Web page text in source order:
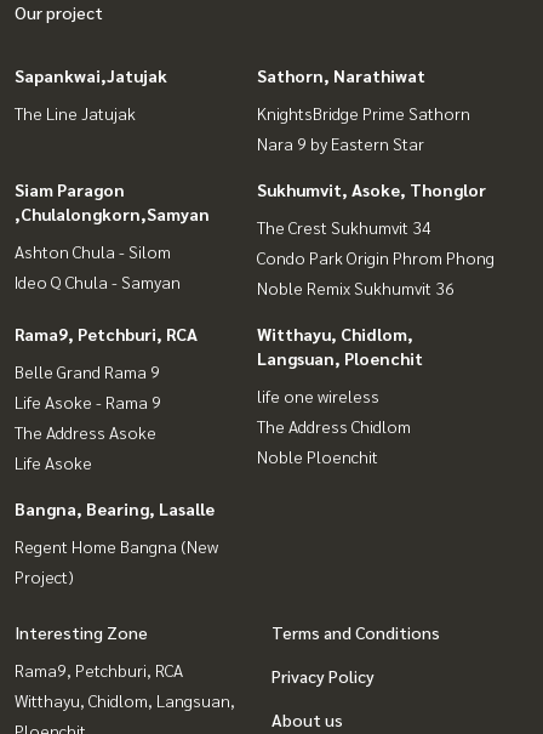
Our project
Sapankwai,Jatujak
The Line Jatujak
Sathorn, Narathiwat
KnightsBridge Prime Sathorn
Nara 9 by Eastern Star
Siam Paragon
,Chulalongkorn,Samyan
Ashton Chula - Silom
Ideo Q Chula - Samyan
Sukhumvit, Asoke, Thonglor
The Crest Sukhumvit 34
Condo Park Origin Phrom Phong
Noble Remix Sukhumvit 36
Rama9, Petchburi, RCA
Belle Grand Rama 9
Life Asoke - Rama 9
The Address Asoke
Life Asoke
Witthayu, Chidlom,
Langsuan, Ploenchit
life one wireless
The Address Chidlom
Noble Ploenchit
Bangna, Bearing, Lasalle
Regent Home Bangna (New
Project)
Interesting Zone
Rama9, Petchburi, RCA
Witthayu, Chidlom, Langsuan,
Terms and Conditions
Privacy Policy
About us